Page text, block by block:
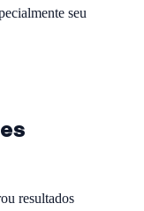
seu
resultados